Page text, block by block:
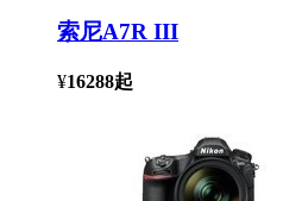
索尼A7R III
¥16288起